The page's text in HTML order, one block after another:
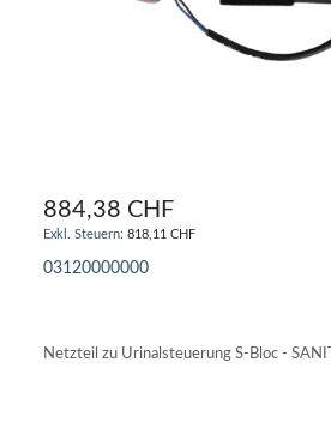
884,38 CHF
818,11 CHF
03120000000
Netzteil zu Urinalsteuerung S-Bloc - SANIT